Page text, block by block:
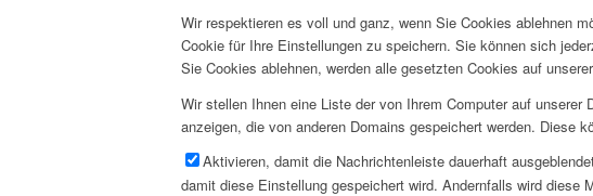
Wir respektieren es voll und ganz, wenn Sie Cookies ablehnen
Cookie für Ihre Einstellungen zu speichern. Sie können sich
Sie Cookies ablehnen, werden alle gesetzten Cookies auf
Wir stellen Ihnen eine Liste der von Ihrem Computer auf
anzeigen, die von anderen Domains gespeichert werden. Diese
Aktivieren, damit die Nachrichtenleiste dauerhaft
damit diese Einstellung gespeichert wird. Andernfalls wird diese